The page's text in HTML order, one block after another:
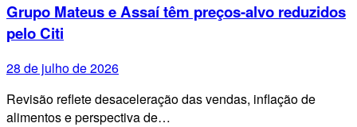
Grupo Mateus e Assaí têm preços-alvo reduzidos
pelo Citi
28 de julho de 2026
Revisão reflete desaceleração das vendas, inflação de
alimentos e perspectiva de…